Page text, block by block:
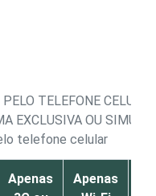
TELEFONE
EXCLUSIVA OU
telefone celular
Apenas
Apenas